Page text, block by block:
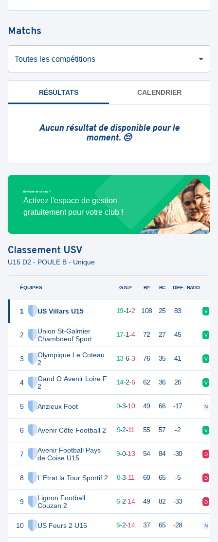
Matchs
Toutes les compétitions
RÉSULTATS CALENDRIER
Aucun résultat de disponible pour le
moment. 😔
Bénévole de ce club ?
Activez l'espace de gestion
gratuitement pour votre club !
Classement USV
U15 D2 - POULE B - Unique
ÉQUIPES
1 US Villars U15
2
Union St-Galmier
Chamboeuf Sport
3
Olympique Le Coteau
2
4
Gand O Avenir Loire F
2
5 Anzieux Foot
6 Avenir Côte Football 2
7
Avenir Football Pays
de Coise U15
8 L'Etrat la Tour Sportif 2
9
Lignon Football
Couzan 2
10 US Feurs 2 U15
G-N-P BP BC DIFF RATIO
19-1-2 108 25 83 V
52 17-1-4 72 27 45 V
45 22 13-6-3 76 35 41 V
44 22 14-2-6 62 36 26 V
9-3-10 49 66 -17 N
29 22 9-2-11 55 57 -2 V
27 9-0-13 54 84 -30 D
26 22 8-3-11 60 65 -5 D
6-2-14 49 82 -33 D
20 6-2-14 37 65 -28 N